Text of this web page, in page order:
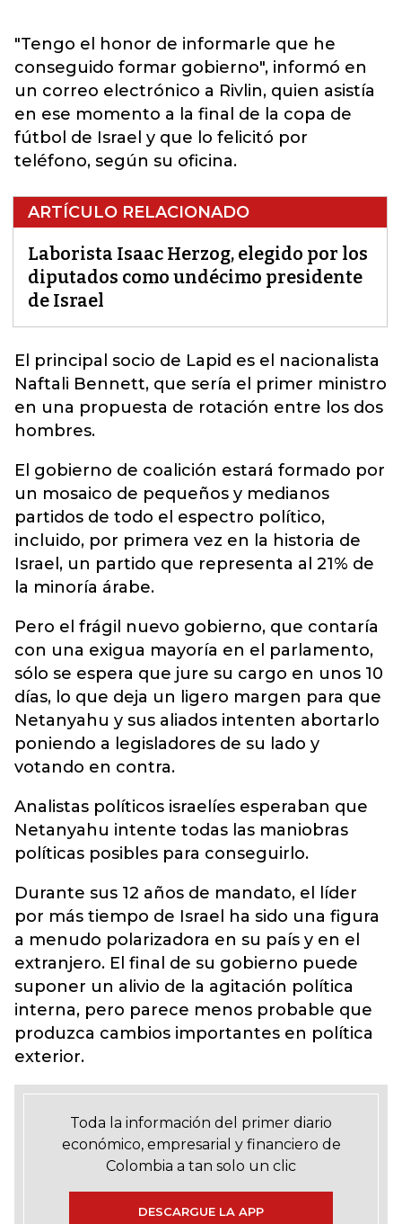
"Tengo el honor de informarle que he
conseguido formar gobierno", informó en
un correo electrónico a Rivlin, quien asistía
en ese momento a la final de la copa de
fútbol de Israel y que lo felicitó por
teléfono, según su oficina.
ARTÍCULO RELACIONADO
Laborista Isaac Herzog, elegido por los
diputados como undécimo presidente
de Israel
El principal socio de Lapid es el nacionalista
Naftali Bennett, que sería el primer ministro
en una propuesta de rotación entre los dos
hombres.
El gobierno de coalición estará formado por
un mosaico de pequeños y medianos
partidos de todo el espectro político,
incluido, por primera vez en la historia de
Israel, un partido que representa al 21% de
la minoría árabe.
Pero el frágil nuevo gobierno, que contaría
con una exigua mayoría en el parlamento,
sólo se espera que jure su cargo en unos 10
días, lo que deja un ligero margen para que
Netanyahu y sus aliados intenten abortarlo
poniendo a legisladores de su lado y
votando en contra.
Analistas políticos israelíes esperaban que
Netanyahu intente todas las maniobras
políticas posibles para conseguirlo.
Durante sus 12 años de mandato, el líder
por más tiempo de Israel ha sido una figura
a menudo polarizadora en su país y en el
extranjero. El final de su gobierno puede
suponer un alivio de la agitación política
interna, pero parece menos probable que
produzca cambios importantes en política
exterior.
Toda la información del primer diario
económico, empresarial y financiero de
Colombia a tan solo un clic
DESCARGUE LA APP